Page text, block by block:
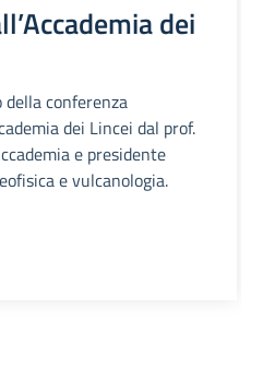
dei
della conferenza
dei Lincei dal prof.
e presidente
e vulcanologia.